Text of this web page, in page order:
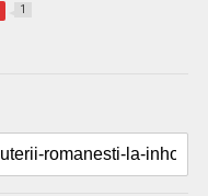
1